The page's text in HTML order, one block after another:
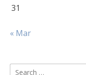
31
« Mar
Search